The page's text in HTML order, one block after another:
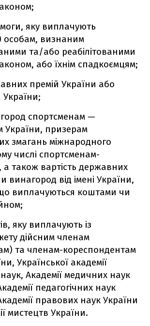
яку виплачують
особам, визнаним
та/або реабілітованими
або їхнім спадкоємцям;
премій України або
України;
спортсменам —
України, призерам
змагань міжнародного
числі спортсменам-
а також вартість державних
винагород від імені України,
виплачуються коштами чи
яку виплачують із
дійсним членам
та членам-кореспондентам
Української академії
Академії медичних наук
педагогічних наук
правових наук України
мистецтв України.